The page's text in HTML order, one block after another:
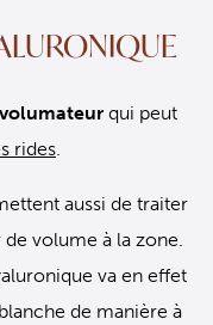
qui peut
rides.
aussi de traiter
volume à la zone.
va en effet
de manière à